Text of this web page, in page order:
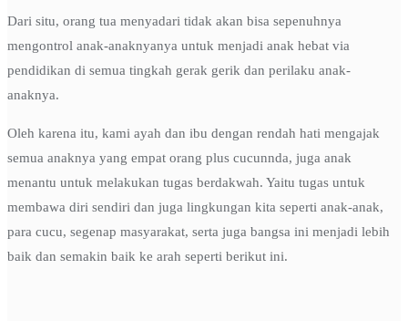
Dari situ, orang tua menyadari tidak akan bisa sepenuhnya
mengontrol anak-anaknyanya untuk menjadi anak hebat via
pendidikan di semua tingkah gerak gerik dan perilaku anak-
anaknya.
Oleh karena itu, kami ayah dan ibu dengan rendah hati mengajak
semua anaknya yang empat orang plus cucunnda, juga anak
menantu untuk melakukan tugas berdakwah. Yaitu tugas untuk
membawa diri sendiri dan juga lingkungan kita seperti anak-anak,
para cucu, segenap masyarakat, serta juga bangsa ini menjadi lebih
baik dan semakin baik ke arah seperti berikut ini.